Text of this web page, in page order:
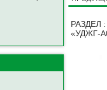
РАЗДЕЛ
«УДЖГ-